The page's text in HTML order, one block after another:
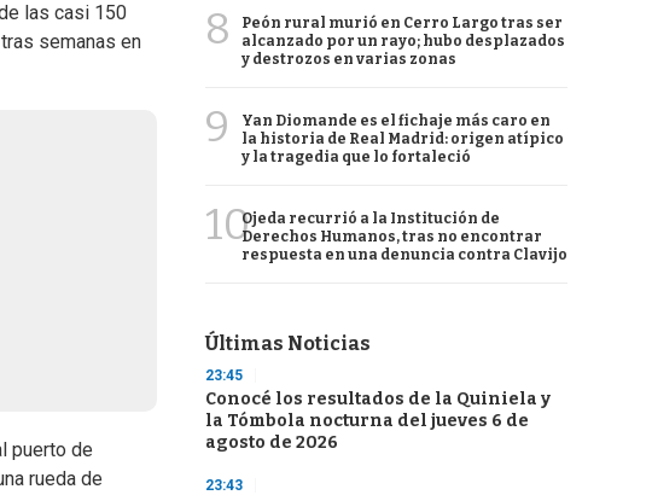
las casi 150
semanas en
puerto de
rueda de
8
Peón rural murió en Cerro Largo tras ser
alcanzado por un rayo; hubo desplazados
y destrozos en varias zonas
9
Yan Diomande es el fichaje más caro en
la historia de Real Madrid: origen atípico
y la tragedia que lo fortaleció
10Ojeda recurrió a la Institución de
Derechos Humanos, tras no encontrar
respuesta en una denuncia contra Clavijo
Últimas Noticias
23:45
Conocé los resultados de la Quiniela y
la Tómbola nocturna del jueves 6 de
agosto de 2026
23:43